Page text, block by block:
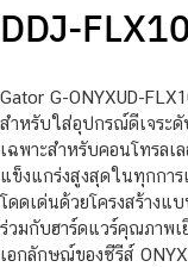
DDJ-
Gator G-ONYXUD-
สำหรับใส่อุปกรณ์ดีเจระ
เฉพาะสำหรับคอนโทรลเ
แข็งแกร่งสูงสุดในทุกการ
โดดเด่นด้วยโครงสร้างแ
ร่วมกับฮาร์ดแวร์คุณภาพ
เอกลักษณ์ของซีรีส์